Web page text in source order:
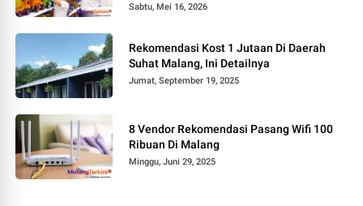
Sabtu, Mei 16, 2026
Rekomendasi Kost 1 Jutaan Di Daerah
Suhat Malang, Ini Detailnya
Jumat, September 19, 2025
8 Vendor Rekomendasi Pasang Wifi 100
Ribuan Di Malang
Minggu, Juni 29, 2025